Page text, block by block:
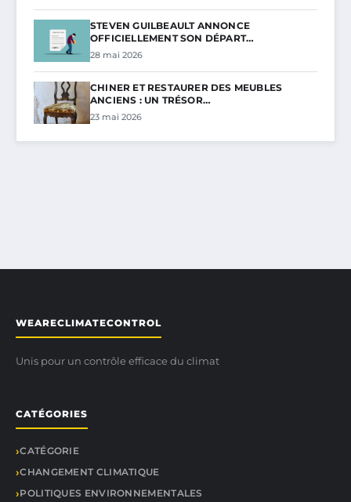
STEVEN GUILBEAULT ANNONCE
OFFICIELLEMENT SON DÉPART…
28 mai 2026
CHINER ET RESTAURER DES MEUBLES
ANCIENS : UN TRÉSOR…
23 mai 2026
WEARECLIMATECONTROL
Unis pour un contrôle efficace du climat
CATÉGORIES
CATÉGORIE
CHANGEMENT CLIMATIQUE
POLITIQUES ENVIRONNEMENTALES